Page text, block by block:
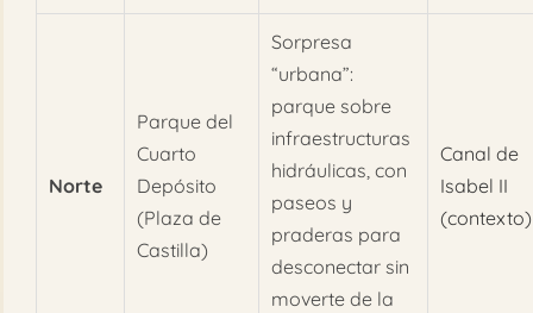
Norte
Parque del
Cuarto
Depósito
(Plaza de
Castilla)
Sorpresa
“urbana”:
parque sobre
infraestructuras
hidráulicas, con
paseos y
praderas para
desconectar sin
moverte de la
Canal de
Isabel II
(contexto)